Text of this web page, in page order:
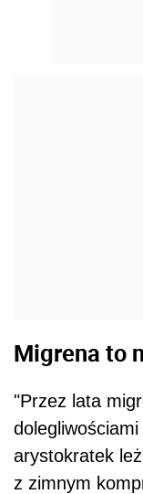
Migrena to
"Przez lata
arystokratek
z zimnym